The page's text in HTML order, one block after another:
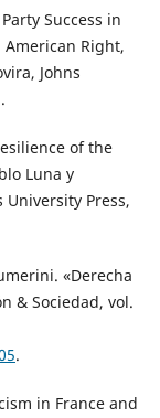
Success in
American Right,
Johns
of the
Luna y
University Press,
«Derecha
& Sociedad, vol.
.
in France and